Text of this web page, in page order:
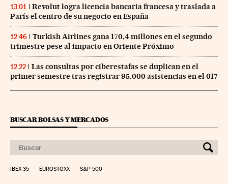
13:01
Revolut logra licencia bancaria francesa y traslada a
París el centro de su negocio en España
12:46
Turkish Airlines gana 170,4 millones en el segundo
trimestre pese al impacto en Oriente Próximo
12:22
Las consultas por ciberestafas se duplican en el
primer semestre tras registrar 95.000 asistencias en el 017
BUSCAR BOLSAS Y MERCADOS
IBEX 35 EUROSTOXX S&P 500